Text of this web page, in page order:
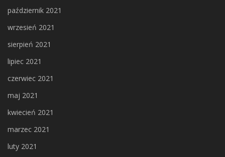
październik 2021
wrzesień 2021
sierpień 2021
lipiec 2021
czerwiec 2021
maj 2021
kwiecień 2021
marzec 2021
luty 2021